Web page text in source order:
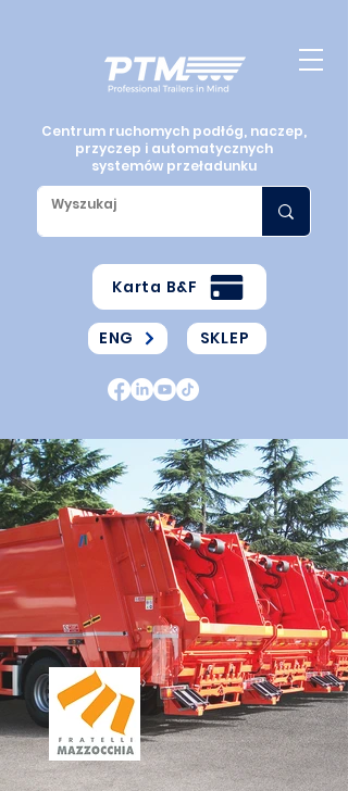
Centrum ruchomych podłóg, naczep,
przyczep i automatycznych
systemów przeładunku
Karta B&F
ENG SKLEP